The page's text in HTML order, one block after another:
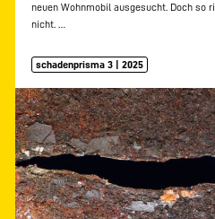
neuen Wohnmobil ausgesucht. Doch so
nicht.
schadenprisma 3 | 2025